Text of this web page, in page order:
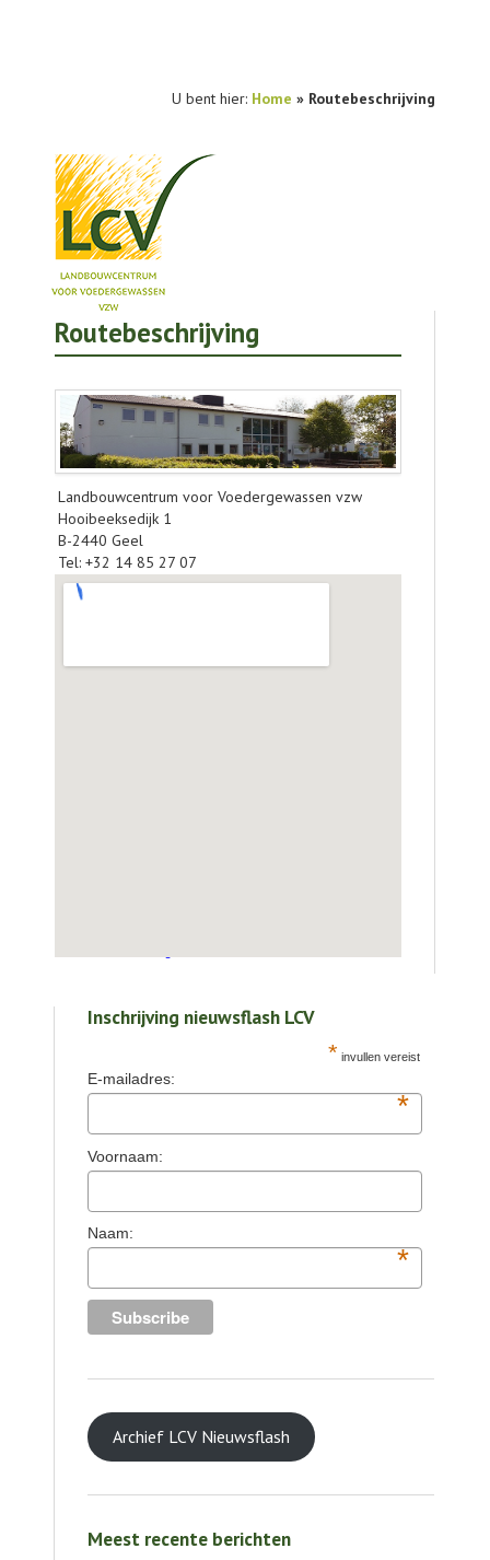
U bent hier: Home » Routebeschrijving
NIEUWS
PUBLICATIES
TOOLS
AGENDA
OVER LCV
CONTACT
Routebeschrijving
Landbouwcentrum voor Voedergewassen vzw
Hooibeeksedijk 1
B-2440 Geel
Tel: +32 14 85 27 07
Inschrijving nieuwsflash LCV
* invullen vereist
E-mailadres:
*
Voornaam:
Naam:
*
Archief LCV Nieuwsflash
Meest recente berichten